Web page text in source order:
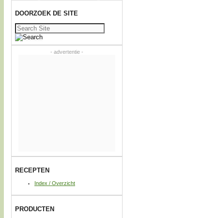
DOORZOEK DE SITE
Zoeken
naar:
- advertentie -
RECEPTEN
Index / Overzicht
PRODUCTEN